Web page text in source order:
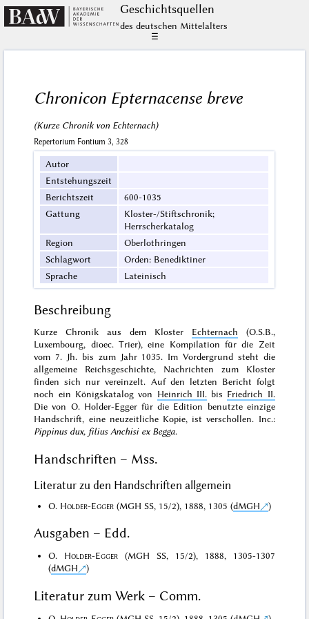
Geschichts­quellen
des deutschen Mittelalters
☰
Chronicon Epternacense breve
(Kurze Chronik von Echternach)
Repertorium Fontium 3, 328
Autor
Entstehungszeit
Berichtszeit
600-1035
Gattung
Kloster-/Stiftschronik;
Herrscherkatalog
Region
Oberlothringen
Schlagwort
Orden: Benediktiner
Sprache
Lateinisch
Beschreibung
Kurze Chronik aus dem Kloster Echternach (O.S.B.,
Luxembourg, dioec. Trier), eine Kompilation für die Zeit
vom 7. Jh. bis zum Jahr 1035. Im Vordergrund steht die
allgemeine Reichsgeschichte, Nachrichten zum Kloster
finden sich nur vereinzelt. Auf den letzten Bericht folgt
noch ein Königskatalog von Heinrich III.bis Friedrich II.
Die von O. Holder-Egger für die Edition benutzte einzige
Handschrift, eine neuzeitliche Kopie, ist verschollen. Inc.:
Pippinus dux, filius Anchisi ex Begga.
Handschriften – Mss.
Literatur zu den Handschriften allgemein
O. Holder-Egger (MGH SS, 15/2), 1888, 1305 (dMGH )
Ausgaben – Edd.
O. Holder-Egger (MGH SS, 15/2), 1888, 1305-1307
(dMGH )
Literatur zum Werk – Comm.